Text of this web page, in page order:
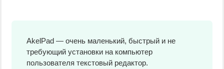
AkelPad — очень маленький, быстрый и не
требующий установки на компьютер
пользователя текстовый редактор.